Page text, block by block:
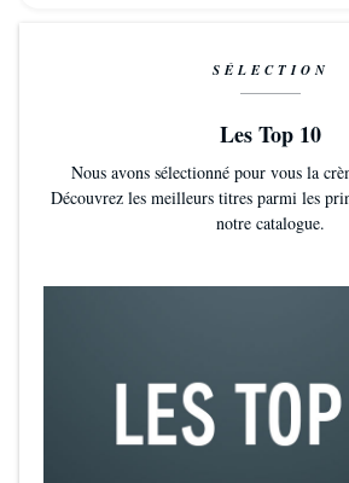
SÉLECTION
Les Top 10
Nous avons sélectionné pour vous la
Découvrez les meilleurs titres parmi les
notre catalogue.